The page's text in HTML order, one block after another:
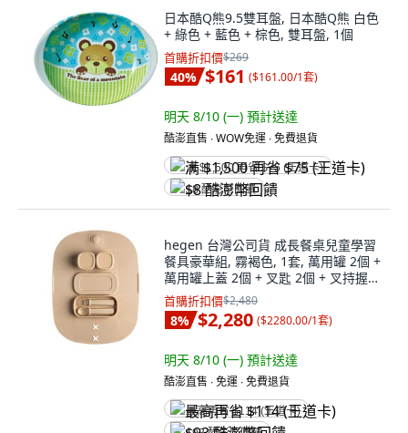
日本酷Q熊9.5雙耳盤, 日本酷Q熊 白色
+ 綠色 + 藍色 + 棕色, 雙耳盤, 1個
首購折扣價$269
40% $161 ($161.00/1套)
明天 8/10 (一) 預計送達
酷澎直售 ∙ WOW免運 ∙ 免費退貨
满 $1,500 再省 $75 (王道卡)
$8 酷澎幣回饋
hegen 台灣公司貨 成長餐桌兒童學習
餐具豪華組, 霧褐色, 1套, 萬用罐 2個 +
萬用罐上蓋 2個 + 叉匙 2個 + 叉持握把
2個 + 叉匙盒 + 多功能餐盤
首購折扣價$2,480
8% $2,280 ($2280.00/1套)
明天 8/10 (一) 預計送達
酷澎直售 ∙ 免運 ∙ 免費退貨
最高再省 $114 (王道卡)